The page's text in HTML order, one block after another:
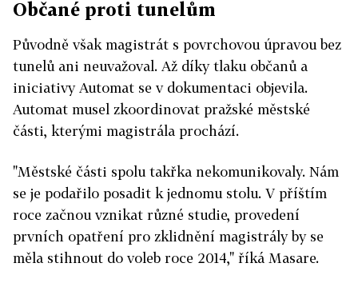
Občané proti tunelům
Původně však magistrát s povrchovou úpravou bez
tunelů ani neuvažoval. Až díky tlaku občanů a
iniciativy Automat se v dokumentaci objevila.
Automat musel zkoordinovat pražské městské
části, kterými magistrála prochází.
"Městské části spolu takřka nekomunikovaly. Nám
se je podařilo posadit k jednomu stolu. V příštím
roce začnou vznikat různé studie, provedení
prvních opatření pro zklidnění magistrály by se
měla stihnout do voleb roce 2014," říká Masare.